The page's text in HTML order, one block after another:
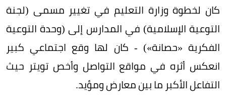
كان لخطوة وزارة التعليم في تغيير مسمى (لجنة
التوعية الإسلامية) في المدارس إلى (وحدة التوعية
الفكرية «حصانة») - كان لها وقع اجتماعي كبير
انعكس أثره في مواقع التواصل وأخص تويتر حيث
التفاعل الأكبر ما بين معارض ومؤيد.